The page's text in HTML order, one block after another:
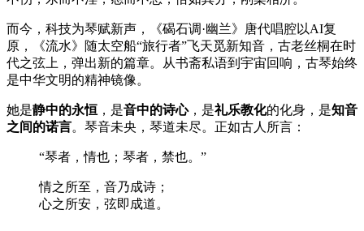
而今，科技为琴赋新声，《碣石调·幽兰》唐代唱腔以AI复
原，《流水》随太空船“旅行者”飞天觅新知音，古老丝桐在时
代之弦上，弹出新的篇章。从书斋私语到宇宙回响，古琴始终
是中华文明的精神镜像。
她是静中的永恒 ，是音中的诗心，是礼乐教化的化身，是知音
之间的诺言。琴音未央，琴道未尽。正如古人所言：
“琴者，情也；琴者，禁也。”
情之所至，音乃成诗；
心之所安，弦即成道。